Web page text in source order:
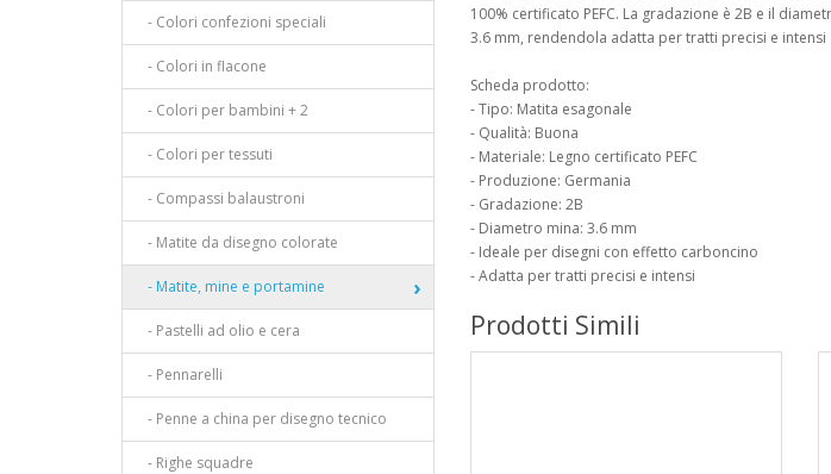
- Colori confezioni speciali
- Colori in flacone
- Colori per bambini + 2
- Colori per tessuti
- Compassi balaustroni
- Matite da disegno colorate
- Matite, mine e portamine
- Pastelli ad olio e cera
- Pennarelli
- Penne a china per disegno tecnico
- Righe squadre
100% certificato PEFC. La gradazione è 2B e il
3.6 mm, rendendola adatta per tratti precisi e intensi
Scheda prodotto:
- Tipo: Matita esagonale
- Qualità: Buona
- Materiale: Legno certificato PEFC
- Produzione: Germania
- Gradazione: 2B
- Diametro mina: 3.6 mm
- Ideale per disegni con effetto carboncino
- Adatta per tratti precisi e intensi
Prodotti Simili